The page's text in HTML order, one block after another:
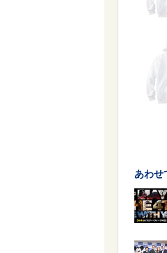
あわせ